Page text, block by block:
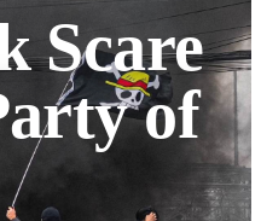
Scare
of